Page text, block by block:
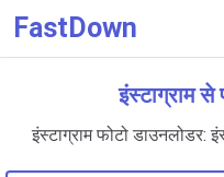
FastDown
इंस्टाग्राम
इंस्टाग्राम फोटो डाउनलोडर: